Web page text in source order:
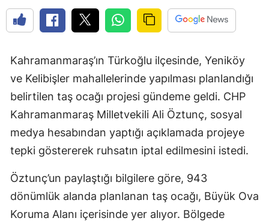
Kahramanmaraş’ın Türkoğlu ilçesinde, Yeniköy
ve Kelibişler mahallelerinde yapılması planlandığı
belirtilen taş ocağı projesi gündeme geldi. CHP
Kahramanmaraş Milletvekili Ali Öztunç, sosyal
medya hesabından yaptığı açıklamada projeye
tepki göstererek ruhsatın iptal edilmesini istedi.
Öztunç’un paylaştığı bilgilere göre, 943
dönümlük alanda planlanan taş ocağı, Büyük Ova
Koruma Alanı içerisinde yer alıyor. Bölgede